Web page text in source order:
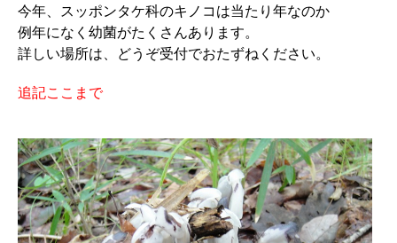
今年、スッポンタケ科のキノコは当たり年なのか
例年になく幼菌がたくさんあります。
詳しい場所は、どうぞ受付でおたずねください。
追記ここまで